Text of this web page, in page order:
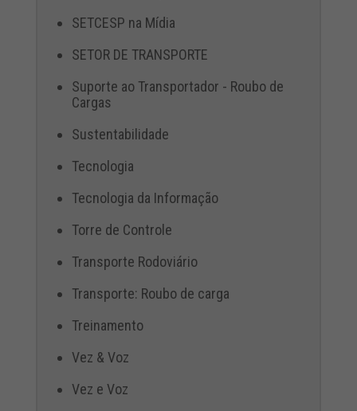
SETCESP na Mídia
SETOR DE TRANSPORTE
Suporte ao Transportador - Roubo de
Cargas
Sustentabilidade
Tecnologia
Tecnologia da Informação
Torre de Controle
Transporte Rodoviário
Transporte: Roubo de carga
Treinamento
Vez & Voz
Vez e Voz